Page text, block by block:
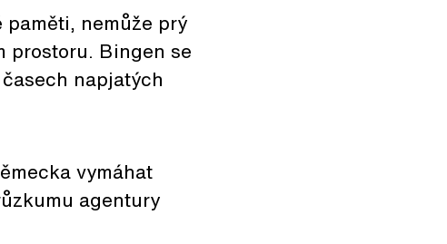
nemůže prý
prostoru. Bingen se
napjatých
vymáhat
agentury